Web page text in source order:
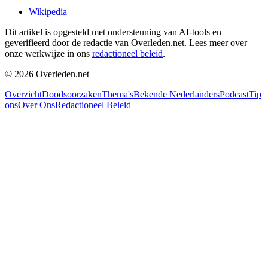
Wikipedia
Dit artikel is opgesteld met ondersteuning van AI-tools en
geverifieerd door de redactie van Overleden.net. Lees meer over
onze werkwijze in ons redactioneel beleid.
© 2026 Overleden.net
OverzichtDoodsoorzakenThema'sBekende NederlandersPodcastTip
onsOver OnsRedactioneel Beleid